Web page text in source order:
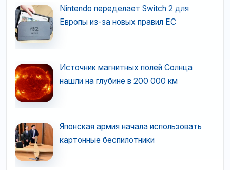
Nintendo переделает Switch 2 для
Европы из-за новых правил ЕС
Источник магнитных полей Солнца
нашли на глубине в 200 000 км
Японская армия начала использовать
картонные беспилотники